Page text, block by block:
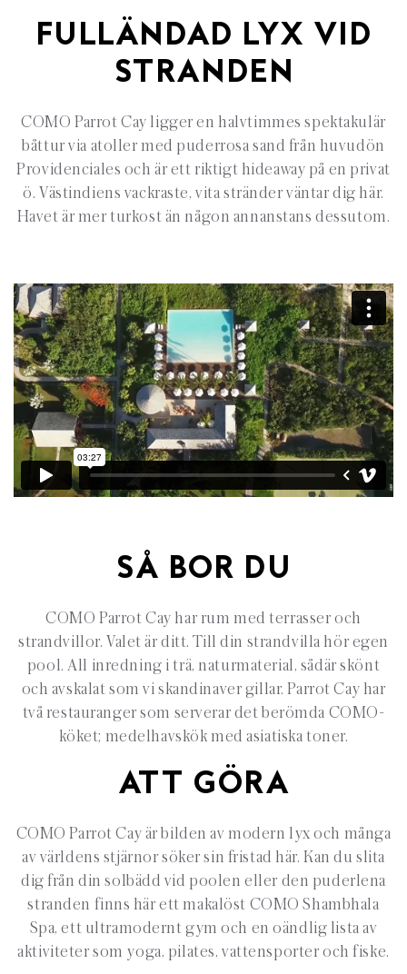
FULLÄNDAD LYX VID
STRANDEN
COMO Parrot Cay ligger en halvtimmes spektakulär
båttur via atoller med puderrosa sand från huvudön
Providenciales och är ett riktigt hideaway på en privat
ö. Västindiens vackraste, vita stränder väntar dig här.
Havet är mer turkost än någon annanstans dessutom.
SÅ BOR DU
COMO Parrot Cay har rum med terrasser och
strandvillor. Valet är ditt. Till din strandvilla hör egen
pool. All inredning i trä, naturmaterial, sådär skönt
och avskalat som vi skandinaver gillar. Parrot Cay har
två restauranger som serverar det berömda COMO-
köket; medelhavskök med asiatiska toner.
ATT GÖRA
COMO Parrot Cay är bilden av modern lyx och många
av världens stjärnor söker sin fristad här. Kan du slita
dig från din solbädd vid poolen eller den puderlena
stranden finns här ett makalöst COMO Shambhala
Spa, ett ultramodernt gym och en oändlig lista av
aktiviteter som yoga, pilates, vattensporter och fiske.